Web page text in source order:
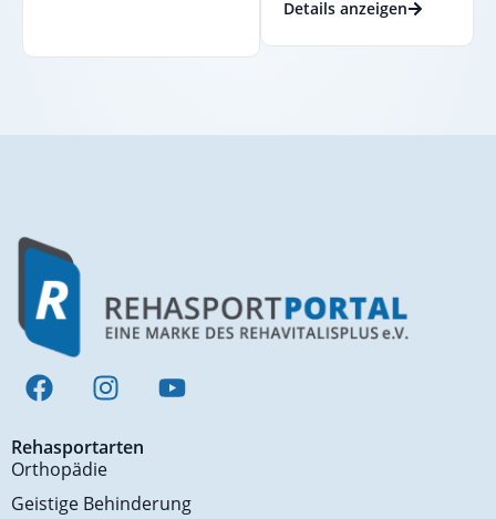
Details anzeigen
Rehasportarten
Orthopädie
Geistige Behinderung